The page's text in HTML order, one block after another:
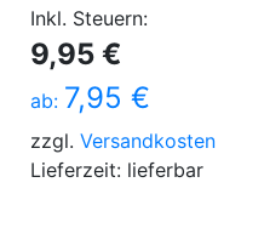
Inkl. Steuern:
9,95 €
ab: 7,95 €
zzgl. Versandkosten
Lieferzeit: lieferbar